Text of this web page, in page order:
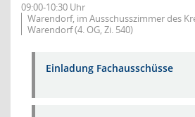
09:00-10:30 Uhr
Warendorf, im Ausschusszimmer des
Warendorf (4. OG, Zi. 540)
Einladung Fachausschüsse